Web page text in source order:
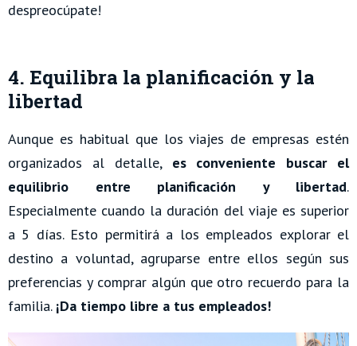
despreocúpate!
4. Equilibra la planificación y la
libertad
Aunque es habitual que los viajes de empresas estén
organizados al detalle, es conveniente buscar el
equilibrio entre planificación y libertad.
Especialmente cuando la duración del viaje es superior
a 5 días. Esto permitirá a los empleados explorar el
destino a voluntad, agruparse entre ellos según sus
preferencias y comprar algún que otro recuerdo para la
familia. ¡Da tiempo libre a tus empleados!